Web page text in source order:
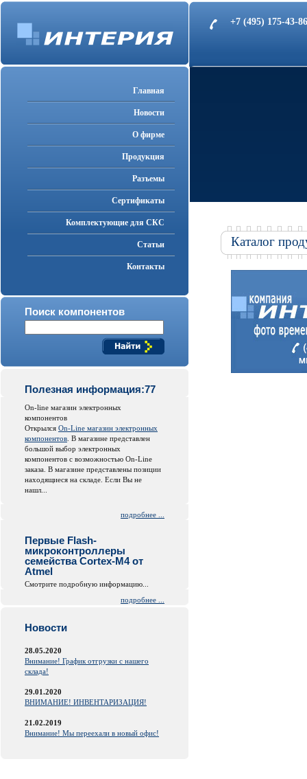
+7 (495) 175-43-
Главная
Новости
О фирме
Продукция
Разъемы
Cертификаты
Комплектующие для СКС
Статьи
Контакты
Поиск компонентов
Полезная информация:77
On-line магазин электронных
компонентов
Открылся On-Line магазин электронных
компонентов . В магазине представлен
большой выбор электронных
компонентов с возможностью On-Line
заказа. В магазине представлены позиции
находящиеся на складе. Если Вы не
нашл...
подробнее ...
Первые Flash-
микроконтроллеры
семейства Cortex-M4 от
Atmel
Смотрите подробную информацию...
подробнее ...
Новости
28.05.2020
Внимание! График отгрузки с нашего
склада!
29.01.2020
ВНИМАНИЕ! ИНВЕНТАРИЗАЦИЯ!
21.02.2019
Внимание! Мы переехали в новый офис!
Каталог